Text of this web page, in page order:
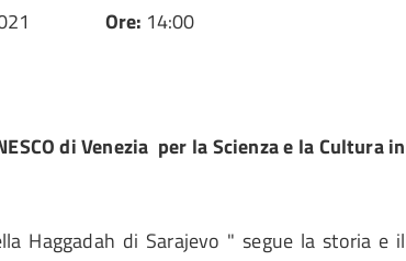
Ore: 14:00
di Venezia per la Scienza e la Cultura in
Haggadah di Sarajevo " segue la storia e il